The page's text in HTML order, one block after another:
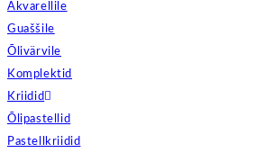
Akvarellile
Guaššile
Õlivärvile
Komplektid
Kriidid
Õlipastellid
Pastellkriidid